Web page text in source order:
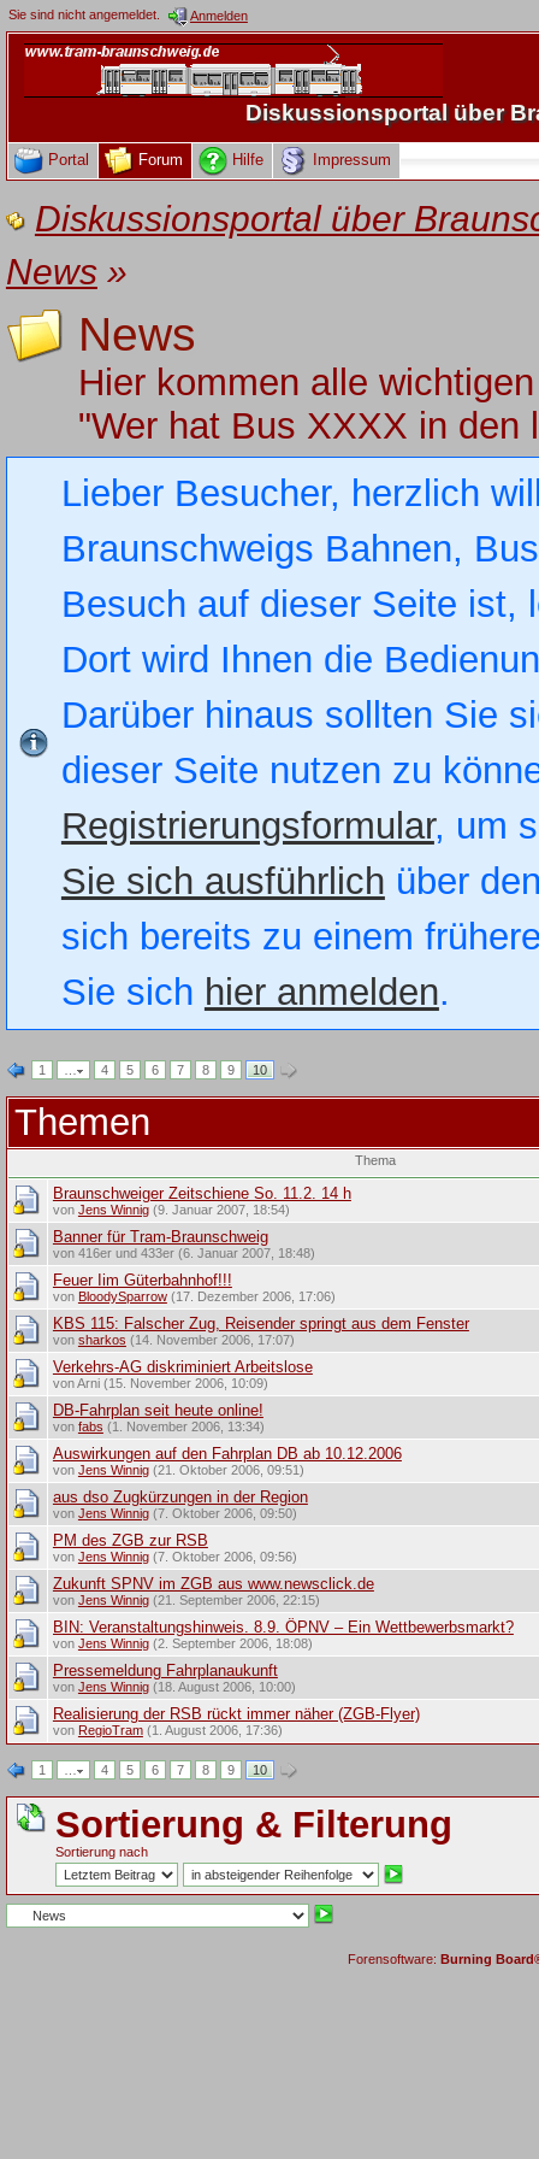
Sie sind nicht angemeldet. Anmelden
Diskussionsportal über
Portal Forum Hilfe Impressum
Diskussionsportal über
News»
News
Hier kommen alle
"Wer hat Bus XXXX in den
Lieber Besucher, herzlich
Braunschweigs Bahnen,
Besuch auf dieser Seite
Dort wird Ihnen die
Darüber hinaus sollten Sie
dieser Seite nutzen zu
Registrierungsformular, um
Sie sich ausführlich über
sich bereits zu einem
Sie sich hier anmelden.
1 … 4 5 6 7 8 9 10
Themen
Thema
Braunschweiger Zeitschiene So. 11.2. 14 h
von Jens Winnig(9. Januar 2007, 18:54)
Banner für Tram-Braunschweig
von 416er und 433er (6. Januar 2007, 18:48)
Feuer Iim Güterbahnhof!!!
von BloodySparrow(17. Dezember 2006, 17:06)
KBS 115: Falscher Zug, Reisender springt aus dem Fenster
von sharkos (14. November 2006, 17:07)
Verkehrs-AG diskriminiert Arbeitslose
von Arni (15. November 2006, 10:09)
DB-Fahrplan seit heute online!
von fabs (1. November 2006, 13:34)
Auswirkungen auf den Fahrplan DB ab 10.12.2006
von Jens Winnig(21. Oktober 2006, 09:51)
aus dso Zugkürzungen in der Region
von Jens Winnig(7. Oktober 2006, 09:50)
PM des ZGB zur RSB
von Jens Winnig(7. Oktober 2006, 09:56)
Zukunft SPNV im ZGB aus www.newsclick.de
von Jens Winnig(21. September 2006, 22:15)
BIN: Veranstaltungshinweis. 8.9. ÖPNV – Ein Wettbewerbsmarkt?
von Jens Winnig(2. September 2006, 18:08)
Pressemeldung Fahrplanaukunft
von Jens Winnig(18. August 2006, 10:00)
Realisierung der RSB rückt immer näher (ZGB-Flyer)
von RegioTram(1. August 2006, 17:36)
1 4 5 6 7 8 9 10
Sortierung & Filterung
Sortierung nach
Forensoftware: Burning